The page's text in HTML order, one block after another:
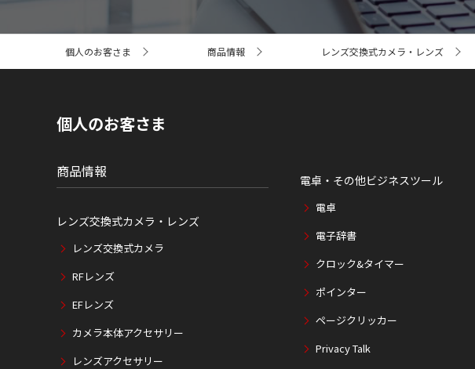
ト
個人のお客さま 商品情報 レンズ交換式カメラ・レンズ
個人のお客さま
商品情報
レンズ交換式カメラ・レンズ
レンズ交換式カメラ
RFレンズ
EFレンズ
カメラ本体アクセサリー
レンズアクセサリー
電卓・その他ビジネスツール
電卓
電子辞書
クロック&タイマー
ポインター
ページクリッカー
Privacy Talk